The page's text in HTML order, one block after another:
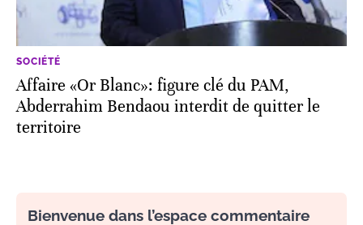
SOCIÉTÉ
Affaire «Or Blanc»: figure clé du PAM,
Abderrahim Bendaou interdit de quitter le
territoire
Bienvenue dans l’espace commentaire